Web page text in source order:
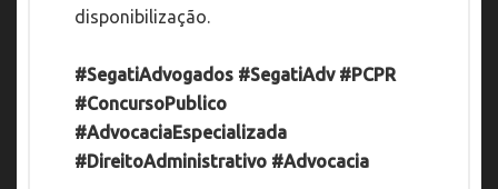
disponibilização.
#SegatiAdvogados #SegatiAdv #PCPR
#ConcursoPublico
#AdvocaciaEspecializada
#DireitoAdministrativo #Advocacia